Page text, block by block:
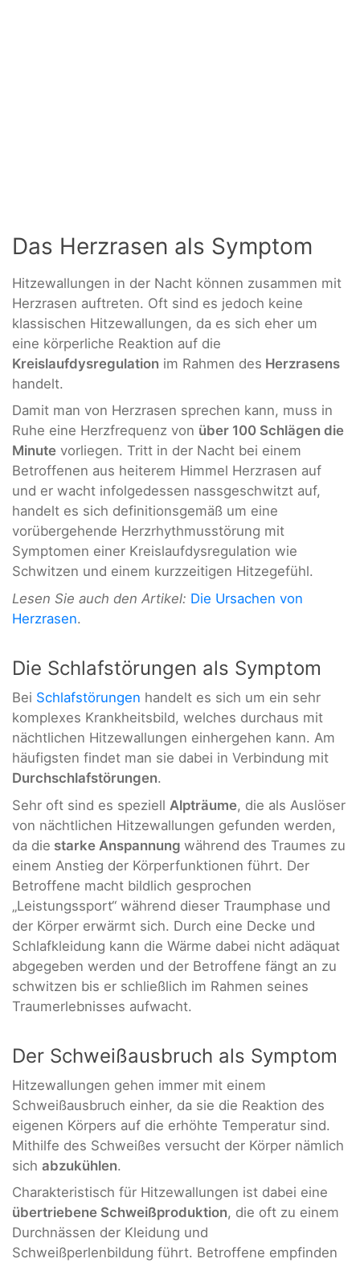
Das Herzrasen als Symptom
Hitzewallungen in der Nacht können zusammen mit
Herzrasen auftreten. Oft sind es jedoch keine
klassischen Hitzewallungen, da es sich eher um
eine körperliche Reaktion auf die
Kreislaufdysregulation im Rahmen des Herzrasens
handelt.
Damit man von Herzrasen sprechen kann, muss in
Ruhe eine Herzfrequenz von über 100 Schlägen die
Minute vorliegen. Tritt in der Nacht bei einem
Betroffenen aus heiterem Himmel Herzrasen auf
und er wacht infolgedessen nassgeschwitzt auf,
handelt es sich definitionsgemäß um eine
vorübergehende Herzrhythmusstörung mit
Symptomen einer Kreislaufdysregulation wie
Schwitzen und einem kurzzeitigen Hitzegefühl.
Lesen Sie auch den Artikel: Die Ursachen von
Herzrasen.
Die Schlafstörungen als Symptom
Bei Schlafstörungen handelt es sich um ein sehr
komplexes Krankheitsbild, welches durchaus mit
nächtlichen Hitzewallungen einhergehen kann. Am
häufigsten findet man sie dabei in Verbindung mit
Durchschlafstörungen.
Sehr oft sind es speziell Alpträume, die als Auslöser
von nächtlichen Hitzewallungen gefunden werden,
da die starke Anspannung während des Traumes zu
einem Anstieg der Körperfunktionen führt. Der
Betroffene macht bildlich gesprochen
„Leistungssport“ während dieser Traumphase und
der Körper erwärmt sich. Durch eine Decke und
Schlafkleidung kann die Wärme dabei nicht adäquat
abgegeben werden und der Betroffene fängt an zu
schwitzen bis er schließlich im Rahmen seines
Traumerlebnisses aufwacht.
Der Schweißausbruch als Symptom
Hitzewallungen gehen immer mit einem
Schweißausbruch einher, da sie die Reaktion des
eigenen Körpers auf die erhöhte Temperatur sind.
Mithilfe des Schweißes versucht der Körper nämlich
sich abzukühlen.
Charakteristisch für Hitzewallungen ist dabei eine
übertriebene Schweißproduktion, die oft zu einem
Durchnässen der Kleidung und
Schweißperlenbildung führt. Betroffene empfinden